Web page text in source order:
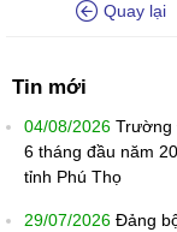
Quay lại
Tin mới
04/08/2026 Trường
6 tháng đầu năm
tỉnh Phú Thọ
29/07/2026 Đảng